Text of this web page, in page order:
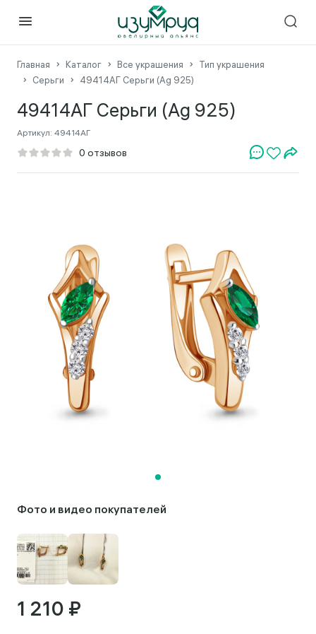
Главная Каталог Все украшения
Тип украшения
Серьги
49414АГ Серьги (Ag 925)
49414АГ Серьги (Ag 925)
Артикул: 49414АГ
Фото и видео покупателей
1 210 ₽